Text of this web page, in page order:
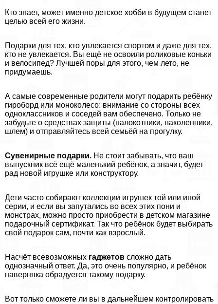
Кто знает, может именно детское хобби в будущем станет
целью всей его жизни.
Подарки для тех, кто увлекается спортом и даже для тех,
кто не увлекается. Вы ещё не освоили роликовые коньки
и велосипед? Лучшей поры для этого, чем лето, не
придумаешь.
А самые современные родители могут подарить ребёнку
гироборд или моноколесо: внимание со стороны всех
одноклассников и соседей вам обеспечено. Только не
забудьте о средствах защиты (налокотники, наколенники,
шлем) и отправляйтесь всей семьёй на прогулку.
Сувенирные подарки. Не стоит забывать, что ваш
выпускник всё ещё маленький ребёнок, а значит, будет
рад новой игрушке или конструктору.
Дети часто собирают коллекции игрушек той или иной
серии, и если вы запутались во всех этих пони и
монстрах, можно просто приобрести в детском магазине
подарочный сертификат. Так что ребёнок будет выбирать
свой подарок сам, почти как взрослый.
Насчёт всевозможных гаджетов сложно дать
однозначный ответ. Да, это очень популярно, и ребёнок
наверняка обрадуется такому подарку.
Вот только сможете ли вы в дальнейшем контролировать